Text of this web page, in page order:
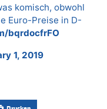
komisch, obwohl
Euro-Preise in D-
bqrdocfrFO
1, 2019